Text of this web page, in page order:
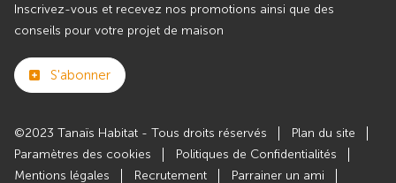
Inscrivez-vous et recevez nos promotions ainsi que des
conseils pour votre projet de maison
S'abonner
©2023 Tanaïs Habitat - Tous droits réservés
Plan du site
Paramètres des cookies
Politiques de Confidentialités
Mentions légales
Recrutement Parrainer un ami